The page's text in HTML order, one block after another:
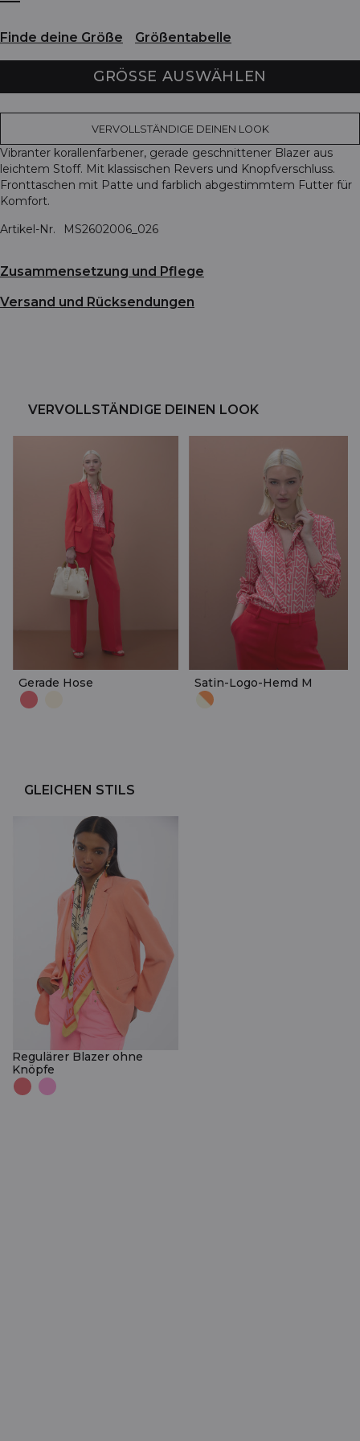
Finde deine Größe Größentabelle
GRÖSSE AUSWÄHLEN
VERVOLLSTÄNDIGE DEINEN LOOK
Vibranter korallenfarbener, gerade geschnittener Blazer aus
leichtem Stoff. Mit klassischen Revers und Knopfverschluss.
Fronttaschen mit Patte und farblich abgestimmtem Futter für
Komfort.
Artikel-Nr.
MS2602006_026
Zusammensetzung und Pflege
Versand und Rücksendungen
VERVOLLSTÄNDIGE DEINEN LOOK
Gerade Hose Satin-Logo-Hemd M
GLEICHEN STILS
Regulärer Blazer ohne
Knöpfe